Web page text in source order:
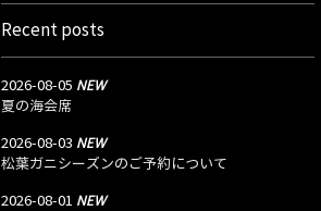
Recent posts
2026-08-05 NEW
夏の海会席
2026-08-03 NEW
松葉ガニシーズンのご予約について
2026-08-01 NEW